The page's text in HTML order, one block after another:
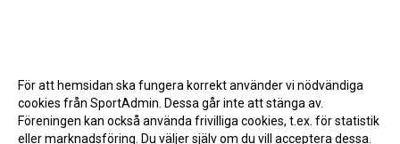
För att hemsidan ska fungera korrekt använder vi nödvändiga
cookies från SportAdmin. Dessa går inte att stänga av.
Föreningen kan också använda frivilliga cookies, t.ex. för statistik
eller marknadsföring. Du väljer själv om du vill acceptera dessa.